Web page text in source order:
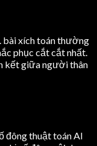
bài xích toán thường
phục cắt cắt nhất.
kết giữa người thân
đông thuật toán AI